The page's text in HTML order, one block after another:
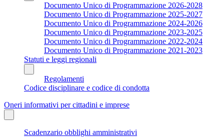
Documento Unico di Programmazione 2026-2028
Documento Unico di Programmazione 2025-2027
Documento Unico di Programmazione 2024-2026
Documento Unico di Programmazione 2023-2025
Documento Unico di Programmazione 2022-2024
Documento Unico di Programmazione 2021-2023
Statuti e leggi regionali
Regolamenti
Codice disciplinare e codice di condotta
Oneri informativi per cittadini e imprese
Scadenzario obblighi amministrativi